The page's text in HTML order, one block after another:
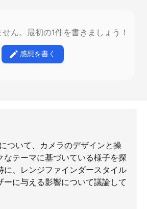
ん。最初の1件を書きましょう！
感想を書く
ついて、カメラのデザインと操
なテーマに基づいている様子を探
に、レンジファインダースタイル
ーに与える影響について議論して